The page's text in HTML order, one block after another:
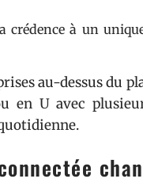
crédence à un
au-dessus du
en U avec